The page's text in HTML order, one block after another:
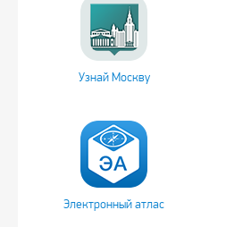
Узнай Москву
Электронный атлас